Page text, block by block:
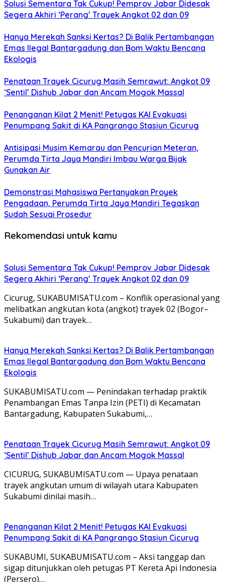
Solusi Sementara Tak Cukup! Pemprov Jabar Didesak
Segera Akhiri ‘Perang’ Trayek Angkot 02 dan 09
Hanya Merekah Sanksi Kertas? Di Balik Pertambangan
Emas Ilegal Bantargadung dan Bom Waktu Bencana
Ekologis
Penataan Trayek Cicurug Masih Semrawut: Angkot 09
‘Sentil’ Dishub Jabar dan Ancam Mogok Massal
Penanganan Kilat 2 Menit! Petugas KAI Evakuasi
Penumpang Sakit di KA Pangrango Stasiun Cicurug
Antisipasi Musim Kemarau dan Pencurian Meteran,
Perumda Tirta Jaya Mandiri Imbau Warga Bijak
Gunakan Air
Demonstrasi Mahasiswa Pertanyakan Proyek
Pengadaan, Perumda Tirta Jaya Mandiri Tegaskan
Sudah Sesuai Prosedur
Rekomendasi untuk kamu
Solusi Sementara Tak Cukup! Pemprov Jabar Didesak
Segera Akhiri ‘Perang’ Trayek Angkot 02 dan 09
​Cicurug, SUKABUMISATU.com – Konflik operasional yang
melibatkan angkutan kota (angkot) trayek 02 (Bogor–
Sukabumi) dan trayek…
Hanya Merekah Sanksi Kertas? Di Balik Pertambangan
Emas Ilegal Bantargadung dan Bom Waktu Bencana
Ekologis
SUKABUMISATU.com — Penindakan terhadap praktik
Penambangan Emas Tanpa Izin (PETI) di Kecamatan
Bantargadung, Kabupaten Sukabumi,…
Penataan Trayek Cicurug Masih Semrawut: Angkot 09
‘Sentil’ Dishub Jabar dan Ancam Mogok Massal
CICURUG, SUKABUMISATU.com — Upaya penataan
trayek angkutan umum di wilayah utara Kabupaten
Sukabumi dinilai masih…
Penanganan Kilat 2 Menit! Petugas KAI Evakuasi
Penumpang Sakit di KA Pangrango Stasiun Cicurug
SUKABUMI, SUKABUMISATU.com – Aksi tanggap dan
sigap ditunjukkan oleh petugas PT Kereta Api Indonesia
(Persero)…